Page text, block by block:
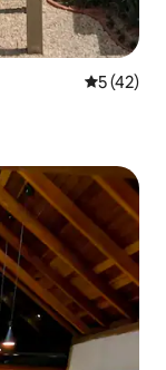
คะแนนเฉลี่
5 (42)